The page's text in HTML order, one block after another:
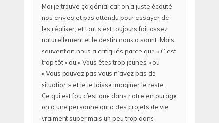
Moi je trouve ça génial car on a juste écouté
nos envies et pas attendu pour essayer de
les réaliser, et tout s’est toujours fait assez
naturellement et le destin nous a sourit. Mais
souvent on nous a critiqués parce que « C’est
trop tôt » ou « Vous êtes trop jeunes » ou
« Vous pouvez pas vous n’avez pas de
situation » et je te laisse imaginer le reste.
Ce qui est fou c’est que dans notre entourage
on a une personne qui a des projets de vie
vraiment super mais un peu trop dans